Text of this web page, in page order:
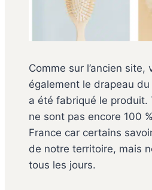
Comme sur l’ancien site,
également le drapeau
a été fabriqué le produit.
ne sont pas encore 100
France car certains
de notre territoire, mais
tous les jours.